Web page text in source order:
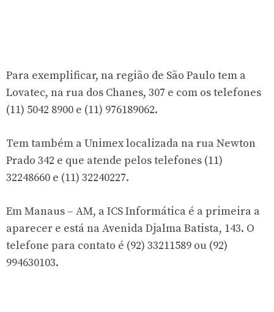
Para exemplificar, na região de São Paulo tem a
Lovatec, na rua dos Chanes, 307 e com os telefones
(11) 5042 8900 e (11) 976189062.
Tem também a Unimex localizada na rua Newton
Prado 342 e que atende pelos telefones (11)
32248660 e (11) 32240227.
Em Manaus – AM, a ICS Informática é a primeira a
aparecer e está na Avenida Djalma Batista, 143. O
telefone para contato é (92) 33211589 ou (92)
994630103.